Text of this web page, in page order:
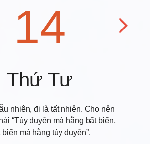
14
Thứ Tư
nhiên, đi là tất nhiên. Cho nên
“Tùy duyên mà hằng bất biến,
biến mà hằng tùy duyên”.